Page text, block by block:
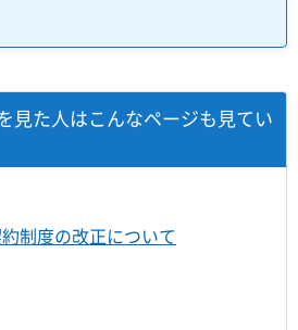
見た人はこんなページも見てい
制度の改正について